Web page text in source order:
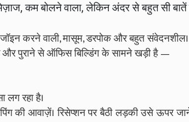
कम बोलने वाला, लेकिन अंदर से बहुत सी बातें
करने वाली, मासूम, डरपोक और बहुत संवेदनशील।
और पुराने से ऑफिस बिल्डिंग के सामने खड़ी है —
लग रहा है।
की आवाज़ें। रिसेप्शन पर बैठी लड़की उसे ऊपर